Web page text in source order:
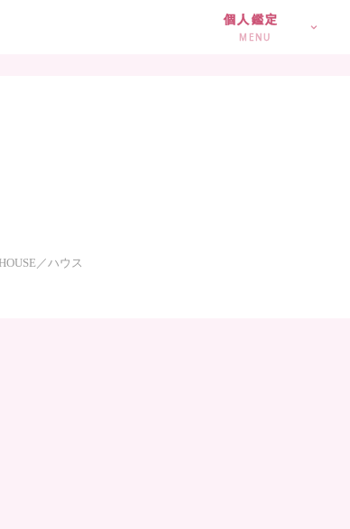
個人鑑定
MENU
／ハウス